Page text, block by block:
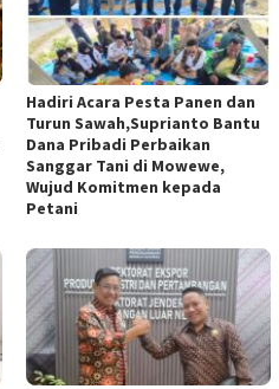
Hadiri Acara Pesta Panen dan
Turun Sawah,Suprianto Bantu
Dana Pribadi Perbaikan
Sanggar Tani di Mowewe,
Wujud Komitmen kepada
Petani